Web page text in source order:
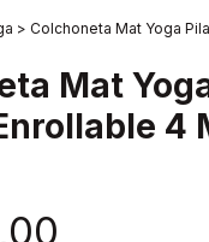
> Colchoneta Mat Yoga
Mat
4